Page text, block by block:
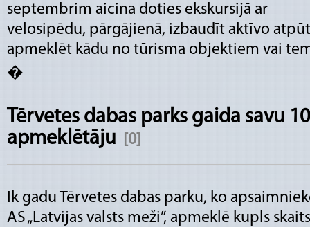
septembrim aicina doties ekskursijā ar
velosipēdu, pārgājienā, izbaudīt aktīvo
apmeklēt kādu no tūrisma objektiem vai
�
Tērvetes dabas parks gaida savu
apmeklētāju
[0]
Ik gadu Tērvetes dabas parku, ko
AS „Latvijas valsts meži”, apmeklē kupls skaits